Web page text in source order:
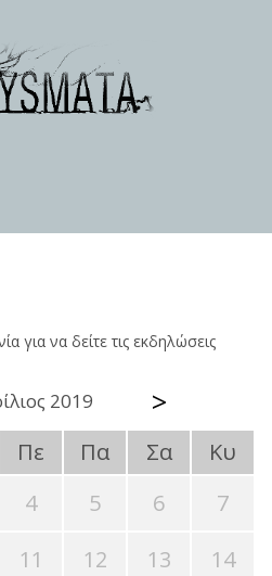
για να δείτε τις εκδηλώσεις
2019 >
Πε Πα Σα
Κυ
4 5 6
7
11 12 13
14